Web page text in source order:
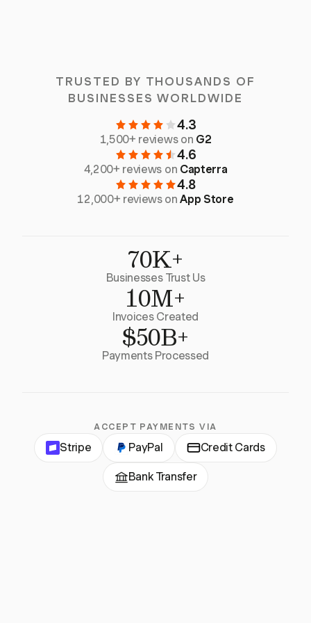
TRUSTED BY THOUSANDS OF
BUSINESSES WORLDWIDE
4.3
1,500+ reviews on G2
4.6
4,200+ reviews on Capterra
4.8
12,000+ reviews onApp Store
70K+
Businesses Trust Us
10M+
Invoices Created
$50B+
Payments Processed
ACCEPT PAYMENTS VIA
Stripe PayPal Credit Cards
Bank Transfer